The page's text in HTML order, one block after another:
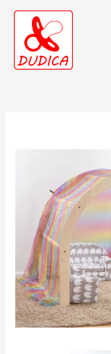
Skip
content
količina